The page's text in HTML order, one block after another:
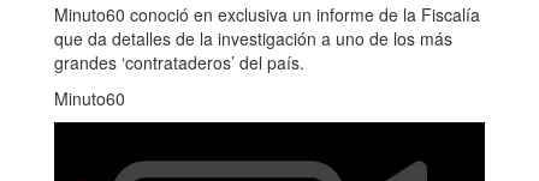
Minuto60 conoció en exclusiva un informe de la Fiscalía
que da detalles de la investigación a uno de los más
grandes ‘contrataderos’ del país.
Minuto60